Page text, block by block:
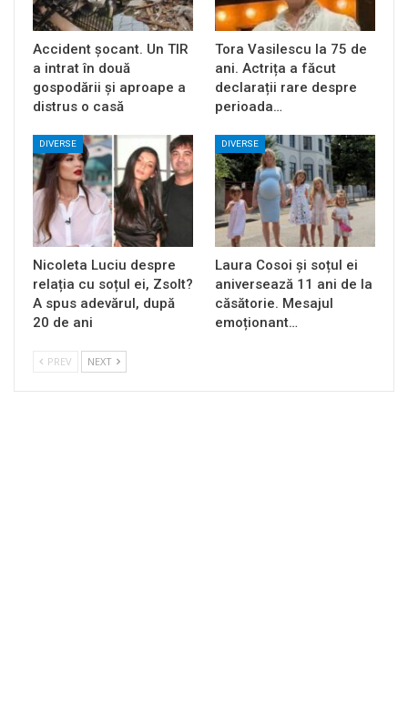
Accident șocant. Un TIR
a intrat în două
gospodării și aproape a
distrus o casă
Tora Vasilescu la 75 de
ani. Actrița a făcut
declarații rare despre
perioada…
DIVERSE
Nicoleta Luciu despre
relația cu soțul ei, Zsolt?
A spus adevărul, după
20 de ani
DIVERSE
Laura Cosoi și soțul ei
aniversează 11 ani de la
căsătorie. Mesajul
emoționant…
PREV NEXT